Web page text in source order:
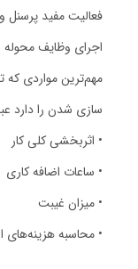
فعالیت مفید
اجرای وظایف محوله
مهم‌ترین مواردی که
سازی شدن را دارد
• اثربخشی کلی کار
• ساعات اضافه کاری
• میزان غیبت
• محاسبه